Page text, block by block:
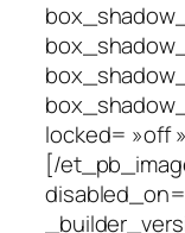
locked= »off
[/